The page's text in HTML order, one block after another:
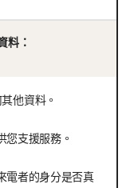
料：
他資料。
您支援服務。
電者的身分是否真